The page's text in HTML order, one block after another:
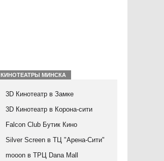
КИНОТЕАТРЫ МИНСКА
3D Кинотеатр в Замке
3D Кинотеатр в Корона-сити
Falcon Club Бутик Кино
Silver Screen в ТЦ "Арена-Сити"
mooon в ТРЦ Dana Mall